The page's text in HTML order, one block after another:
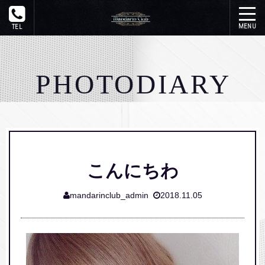
トップ
在籍一覧
イベント
ギャラリー
リンク
PHOTODIARY
こんにちわ
mandarinclub_admin 2018.11.05